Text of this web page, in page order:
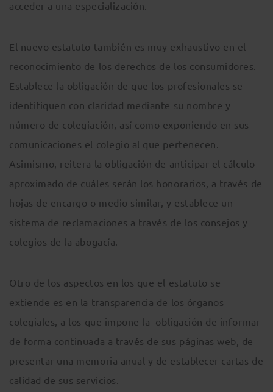
acceder a una especialización.
El nuevo estatuto también es muy exhaustivo en el
reconocimiento de los derechos de los consumidores.
Establece la obligación de que los profesionales se
identifiquen con claridad mediante su nombre y
número de colegiación, así como exponiendo en sus
comunicaciones el colegio al que pertenecen.
Asimismo, reitera la obligación de anticipar el cálculo
aproximado de cuáles serán los honorarios, a través de
hojas de encargo o medio similar, y establece un
sistema de reclamaciones a través de los consejos y
colegios de la abogacía.
Otro de los aspectos en los que el estatuto se
extiende es en la transparencia de los órganos
colegiales, a los que impone la obligación de informar
de forma continuada a través de sus páginas web, de
presentar una memoria anual y de establecer cartas de
calidad de sus servicios.